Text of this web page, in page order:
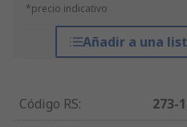
*precio indicativo
Añadir a una
Código RS:
273-